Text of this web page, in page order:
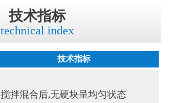
技术指标
technical index
技术指标
搅拌混合后,无硬块呈均匀状态